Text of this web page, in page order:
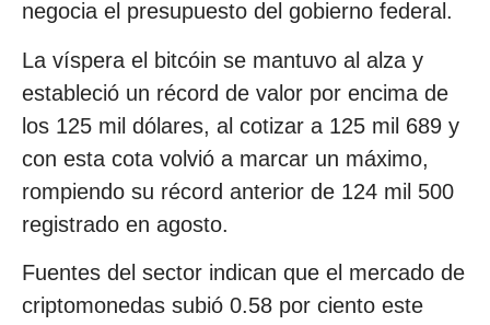
negocia el presupuesto del gobierno federal.
La víspera el bitcóin se mantuvo al alza y
estableció un récord de valor por encima de
los 125 mil dólares, al cotizar a 125 mil 689 y
con esta cota volvió a marcar un máximo,
rompiendo su récord anterior de 124 mil 500
registrado en agosto.
Fuentes del sector indican que el mercado de
criptomonedas subió 0.58 por ciento este